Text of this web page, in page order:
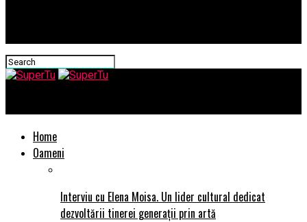
Home
Oameni
Interviu cu Elena Moisa. Un lider cultural dedicat
dezvoltării tinerei generații prin artă